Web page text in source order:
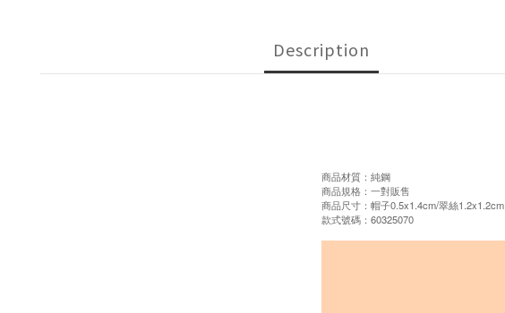
Description
商品材質：純鋼
商品規格：一對販售
商品尺寸：帽子0.5x1.4cm/翠絲1.2x1.2cm
款式號碼：60325070